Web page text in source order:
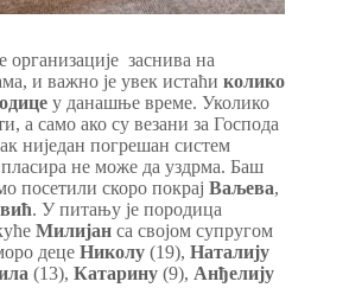
заснива на
и важно је увек истаћи колико
у данашње време. Уколико
а само ако су везани за Господа
ниједан погрешан систем
не може да уздрма. Баш
посетили скоро покрај Ваљева,
. У питању је породица
Милијан са својом супругом
деце Николу (19), Наталију
(13), Катарину (9), Анђелију